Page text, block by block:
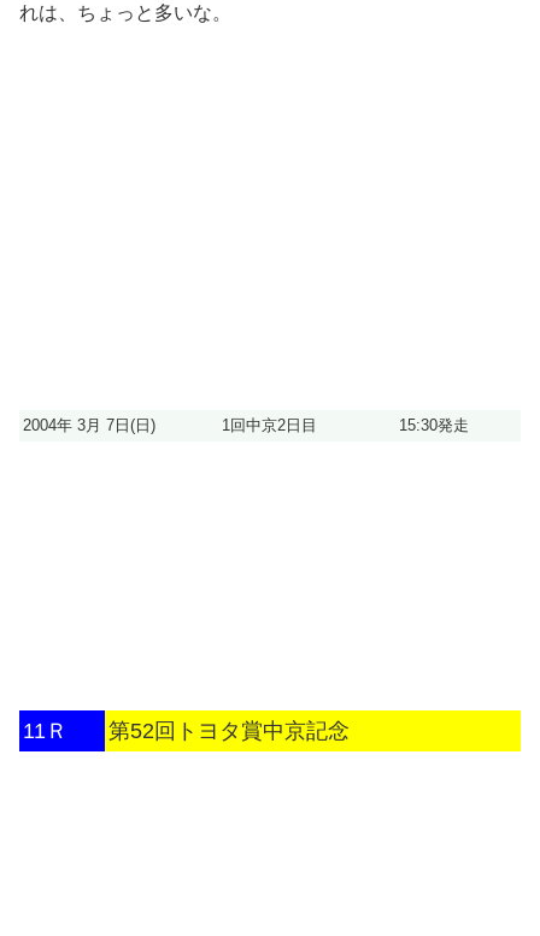
れは、ちょっと多いな。
2004年 3月 7日(日) 1回中京2日目 15:30発走
11Ｒ 第52回トヨタ賞中京記念